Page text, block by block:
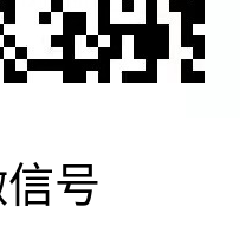
号